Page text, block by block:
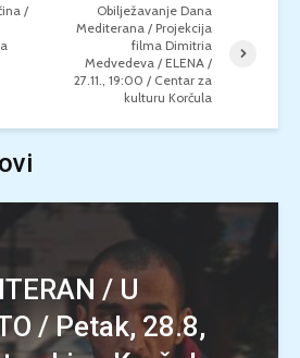
/
Obilježavanje Dana
Mediterana / Projekcija
filma Dimitria
Medvedeva / ELENA /
27.11., 19:00 / Centar za
kulturu Korčula
/ U
/ Petak, 28.8,